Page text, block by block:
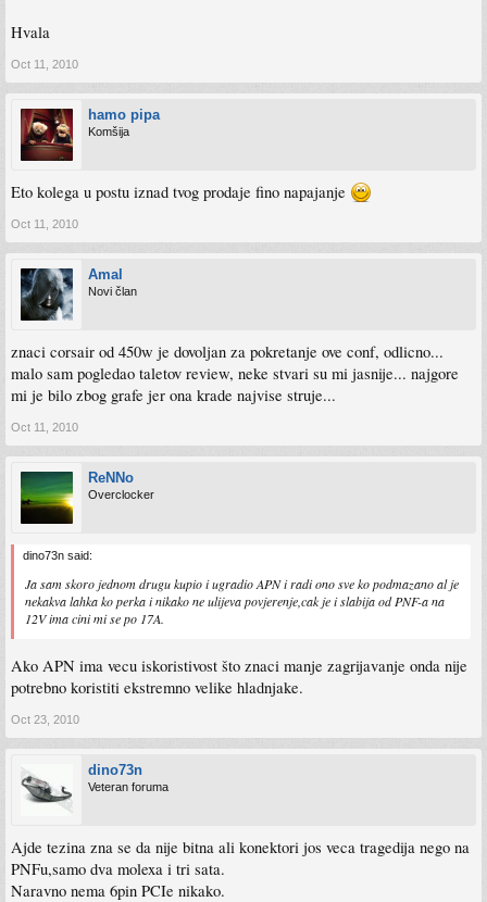
Hvala
Oct 11, 2010
hamo pipa
Komšija
Eto kolega u postu iznad tvog prodaje fino napajanje
Oct 11, 2010
Amal
Novi član
znaci corsair od 450w je dovoljan za pokretanje ove conf, odlicno...
malo sam pogledao taletov review, neke stvari su mi jasnije... najgore
mi je bilo zbog grafe jer ona krade najvise struje...
Oct 11, 2010
ReNNo
Overclocker
dino73n said:
Ja sam skoro jednom drugu kupio i ugradio APN i radi ono sve ko podmazano al je
nekakva lahka ko perka i nikako ne ulijeva povjerenje,cak je i slabija od PNF-a na
12V ima cini mi se po 17A.
Ako APN ima vecu iskoristivost što znaci manje zagrijavanje onda nije
potrebno koristiti ekstremno velike hladnjake.
Oct 23, 2010
dino73n
Veteran foruma
Ajde tezina zna se da nije bitna ali konektori jos veca tragedija nego na
PNFu,samo dva molexa i tri sata.
Naravno nema 6pin PCIe nikako.